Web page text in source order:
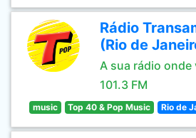
Rádio
(Rio de
A sua rádio onde
101.3 FM
music Top 40 & Pop Music Rio de